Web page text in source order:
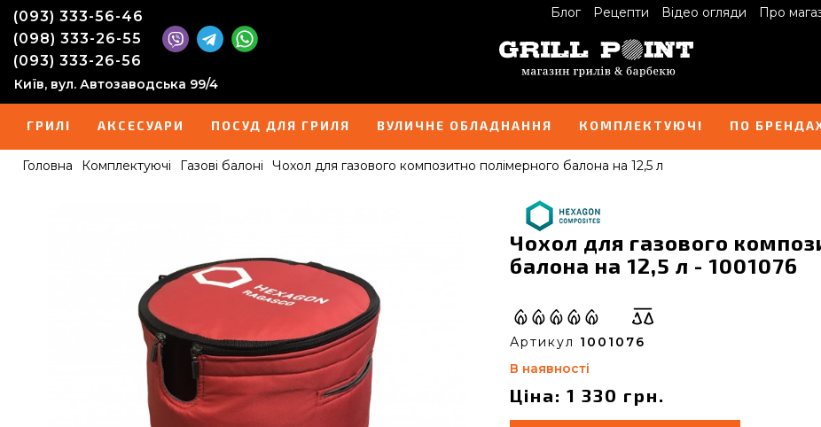
Блог Рецепти Відео огляди Про
(093) 333-56-46
(098) 333-26-55
(093) 333-26-56
Київ, вул. Автозаводська 99/4
ГРИЛІ АКСЕСУАРИ ПОСУД ДЛЯ ГРИЛЯ ВУЛИЧНЕ ОБЛАДНАННЯ КОМПЛЕКТУЮЧІ ПО
Головна Комплектуючі Газові балоні Чохол для газового композитно полімерного балона на 12,5 л
Чохол для газового
балона на 12,5 л - 1001076
Артикул 1001076
В наявності
Ціна: 1 330 грн.